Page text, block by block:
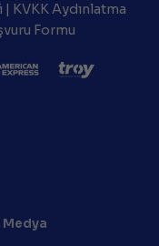
| KVKK Aydınlatma
Formu
Medya